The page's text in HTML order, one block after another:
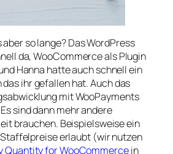
so lange? Das WordPress
da, WooCommerce als Plugin
Hanna hatte auch schnell ein
ihr gefallen hat. Auch das
mit WooPayments
sind dann mehr andere
brauchen. Beispielsweise ein
erlaubt (wir nutzen
Quantity for WooCommercein